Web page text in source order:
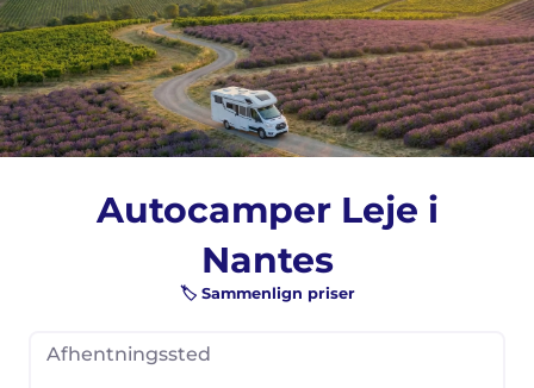
Autocamper Leje i
Nantes
🏷️ Sammenlign priser
Afhentningssted